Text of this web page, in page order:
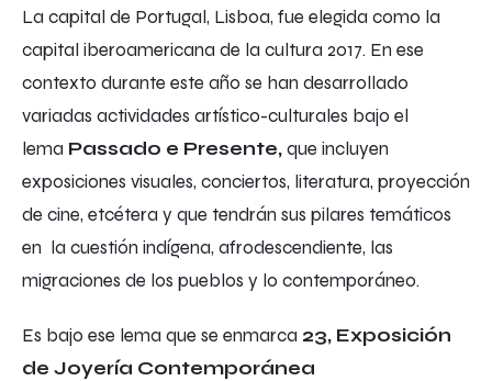
La capital de Portugal, Lisboa, fue elegida como la
capital iberoamericana de la cultura 2017. En ese
contexto durante este año se han desarrollado
variadas actividades artístico-culturales bajo el
lema Passado e Presente,que incluyen
exposiciones visuales, conciertos, literatura, proyección
de cine, etcétera y que tendrán sus pilares temáticos
en la cuestión indígena, afrodescendiente, las
migraciones de los pueblos y lo contemporáneo.
Es bajo ese lema que se enmarca 23, Exposición
de Joyería Contemporánea